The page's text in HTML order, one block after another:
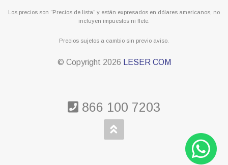
Los precios son “Precios de lista” y están expresados en dólares americanos, no
incluyen impuestos ni flete.
Precios sujetos a cambio sin previo aviso.
© Copyright 2026 LESER COM
866 100 7203